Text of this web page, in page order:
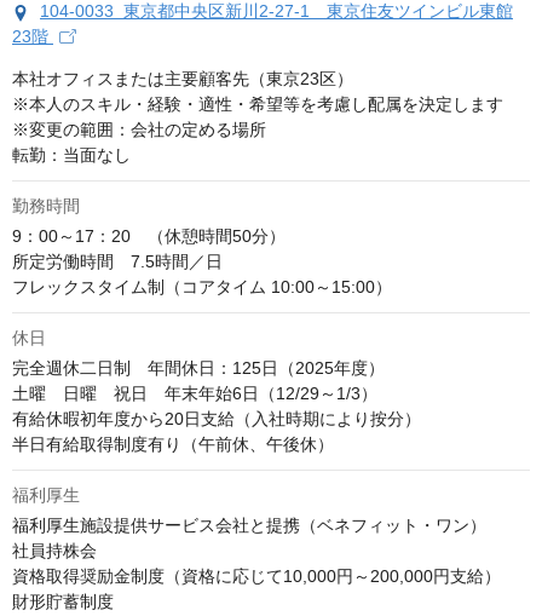
104-0033 東京都中央区新川2-27-1 東京住友ツインビル東館
23階
本社オフィスまたは主要顧客先（東京23区）
※本人のスキル・経験・適性・希望等を考慮し配属を決定します
※変更の範囲：会社の定める場所
転勤：当面なし
勤務時間
9：00～17：20　（休憩時間50分）
所定労働時間　7.5時間／日
フレックスタイム制（コアタイム 10:00～15:00）
休日
完全週休二日制　年間休日：125日（2025年度）
土曜　日曜　祝日　年末年始6日（12/29～1/3）
有給休暇初年度から20日支給（入社時期により按分）
半日有給取得制度有り（午前休、午後休）
福利厚生
福利厚生施設提供サービス会社と提携（ベネフィット・ワン）
社員持株会
資格取得奨励金制度（資格に応じて10,000円～200,000円支給）
財形貯蓄制度